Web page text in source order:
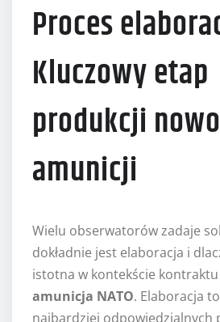
Proces
Kluczowy etap
produkcji
amunicji
Wielu obserwatorów zadaje
dokładnie jest elaboracja i
istotna w kontekście kontraktu
amunicja NATO. Elaboracja
najbardziej odpowiedzialnych